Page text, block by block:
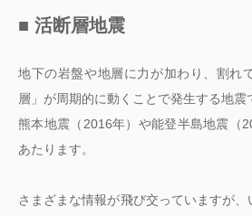
■ 活断層地震
地下の岩盤や地層に力が加わり、割れ
層」が周期的に動くことで発生する地震
熊本地震（2016年）や能登半島地震（
あたります。
さまざまな情報が飛び交っていますが